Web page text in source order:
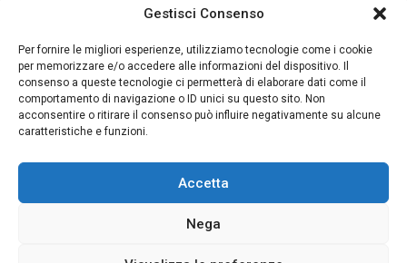
Gestisci Consenso
Per fornire le migliori esperienze, utilizziamo tecnologie come i cookie
per memorizzare e/o accedere alle informazioni del dispositivo. Il
consenso a queste tecnologie ci permetterà di elaborare dati come il
comportamento di navigazione o ID unici su questo sito. Non
acconsentire o ritirare il consenso può influire negativamente su alcune
caratteristiche e funzioni.
Accetta
Nega
ORARI IN ALTA STAGIONE
Lunedì - Venerdì 08:00 - 12:00 / 13:30 -18:00
Sabato 08:00 - 12:00
CHIUSO IL SABATO
(gennaio, febbraio, agosto, settembre)